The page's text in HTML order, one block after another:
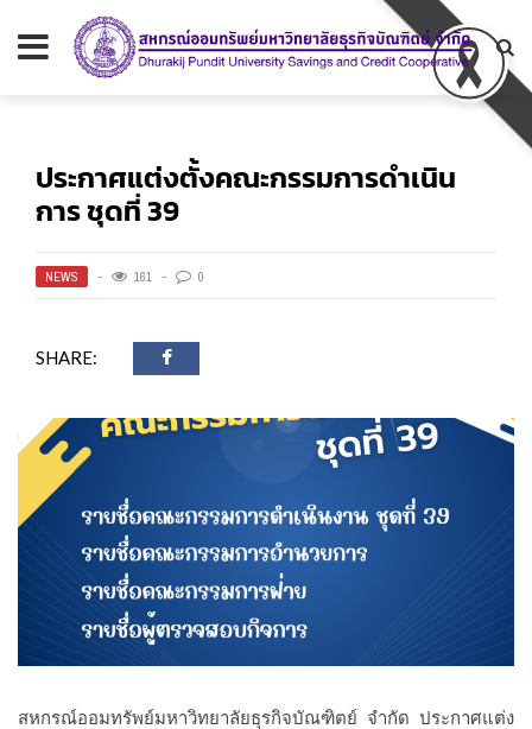
ประกาศแต่งตั้งคณะกรรมการดำเนิน
การ ชุดที่ 39
NEWS 161 0
SHARE:
สหกรณ์ออมทรัพย์มหาวิทยาลัยธุรกิจบัณฑิตย์ จำกัด ประกาศแต่ง